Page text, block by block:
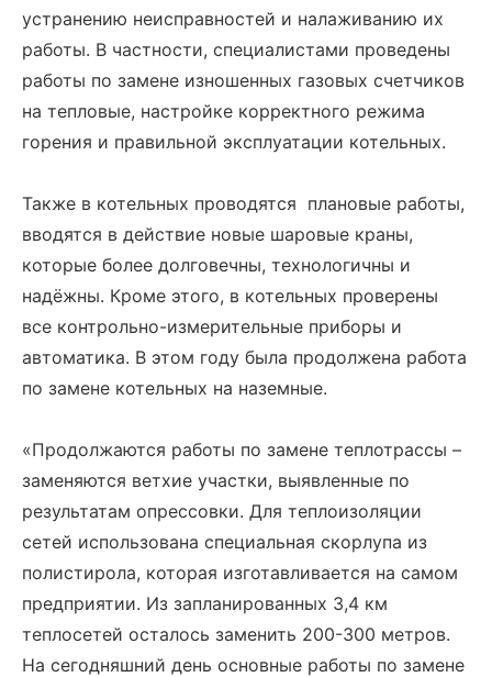
устранению неисправностей и налаживанию их
работы. В частности, специалистами проведены
работы по замене изношенных газовых счетчиков
на тепловые, настройке корректного режима
горения и правильной эксплуатации котельных.
Также в котельных проводятся плановые работы,
вводятся в действие новые шаровые краны,
которые более долговечны, технологичны и
надёжны. Кроме этого, в котельных проверены
все контрольно-измерительные приборы и
автоматика. В этом году была продолжена работа
по замене котельных на наземные.
«Продолжаются работы по замене теплотрассы –
заменяются ветхие участки, выявленные по
результатам опрессовки. Для теплоизоляции
сетей использована специальная скорлупа из
полистирола, которая изготавливается на самом
предприятии. Из запланированных 3,4 км
теплосетей осталось заменить 200-300 метров.
На сегодняшний день основные работы по замене